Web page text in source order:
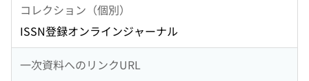
コレクション（個別）
ISSN登録オンラインジャーナル
一次資料へのリンクURL